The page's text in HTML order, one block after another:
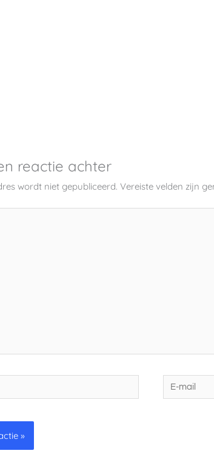
reactie achter
wordt niet gepubliceerd. Vereiste velden zijn
E-
mail